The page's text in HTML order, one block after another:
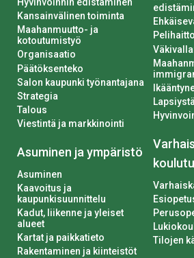
Kansainvälinen toiminta
Maahanmuutto- ja
kotoutumistyö
Organisaatio
Päätöksenteko
Salon kaupunki työnantajana
Strategia
Talous
Viestintä ja markkinointi
Asuminen ja ympäristö
Asuminen
Kaavoitus ja
kaupunkisuunnittelu
Kadut, liikenne ja yleiset
alueet
Kartat ja paikkatieto
Rakentaminen ja kiinteistöt
Tilojen